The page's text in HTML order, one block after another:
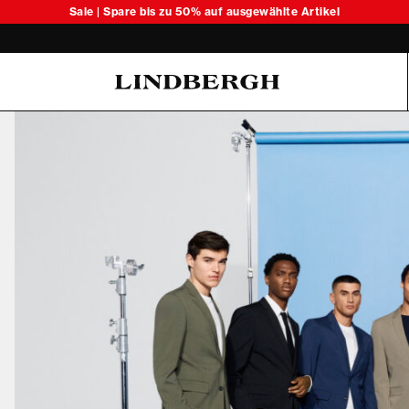
Sale | Spare bis zu 50% auf ausgewählte Artikel